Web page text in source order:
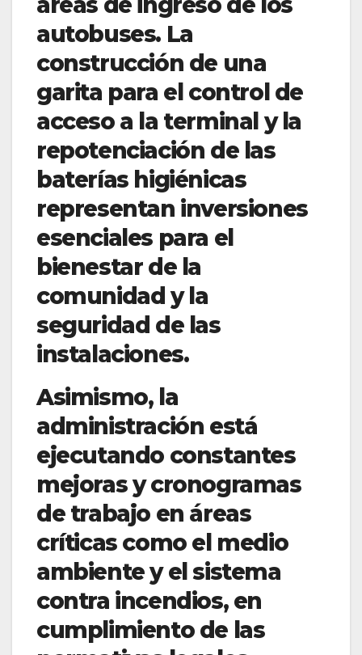
autobuses. La
construcción de una
garita para el control de
acceso a la terminal y la
repotenciación de las
baterías higiénicas
representan inversiones
esenciales para el
bienestar de la
comunidad y la
seguridad de las
instalaciones.
Asimismo, la
administración está
ejecutando constantes
mejoras y cronogramas
de trabajo en áreas
críticas como el medio
ambiente y el sistema
contra incendios, en
cumplimiento de las